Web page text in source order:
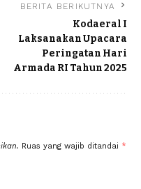
BERITA BERIKUTNYA
Kodaeral I
Laksanakan Upacara
Peringatan Hari
Armada RI Tahun 2025
Ruas yang wajib ditandai *